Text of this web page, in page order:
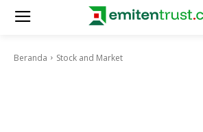
Beranda Stock and Market